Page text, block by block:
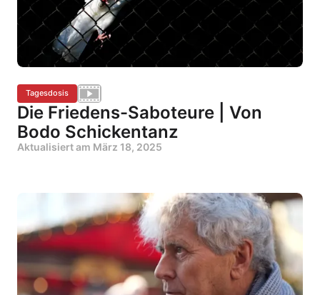
Tagesdosis
Die Friedens-Saboteure | Von
Bodo Schickentanz
Aktualisiert am März 18, 2025